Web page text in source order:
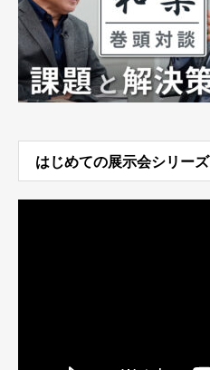
はじめての展示会シリーズ